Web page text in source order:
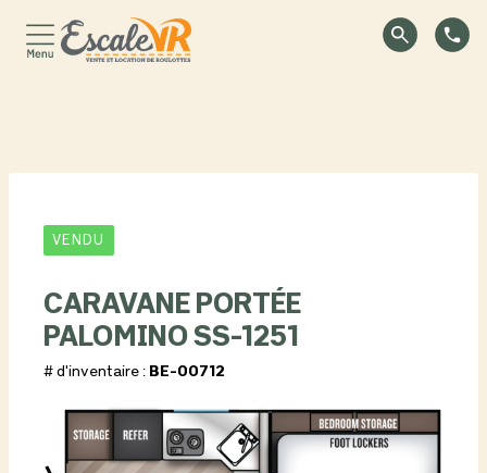
VENDU
CARAVANE PORTÉE
PALOMINO SS-1251
# d'inventaire : BE-00712